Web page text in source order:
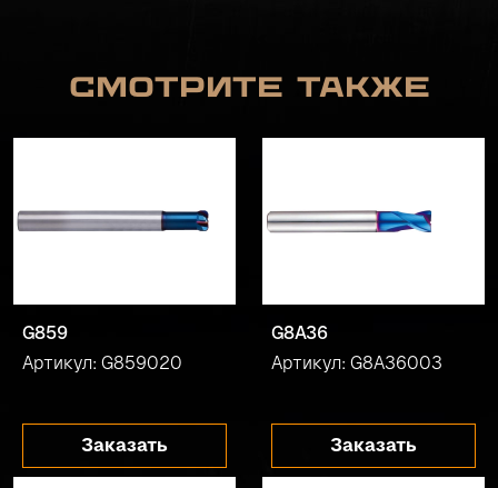
Смотрите также
G859
Артикул: G859020
Заказать
G8A36
Артикул: G8A36003
Заказать